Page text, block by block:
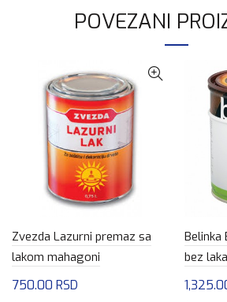
POVEZANI
Zvezda Lazurni premaz sa
lakom mahagoni
750.00 RSD
Belinka
bez